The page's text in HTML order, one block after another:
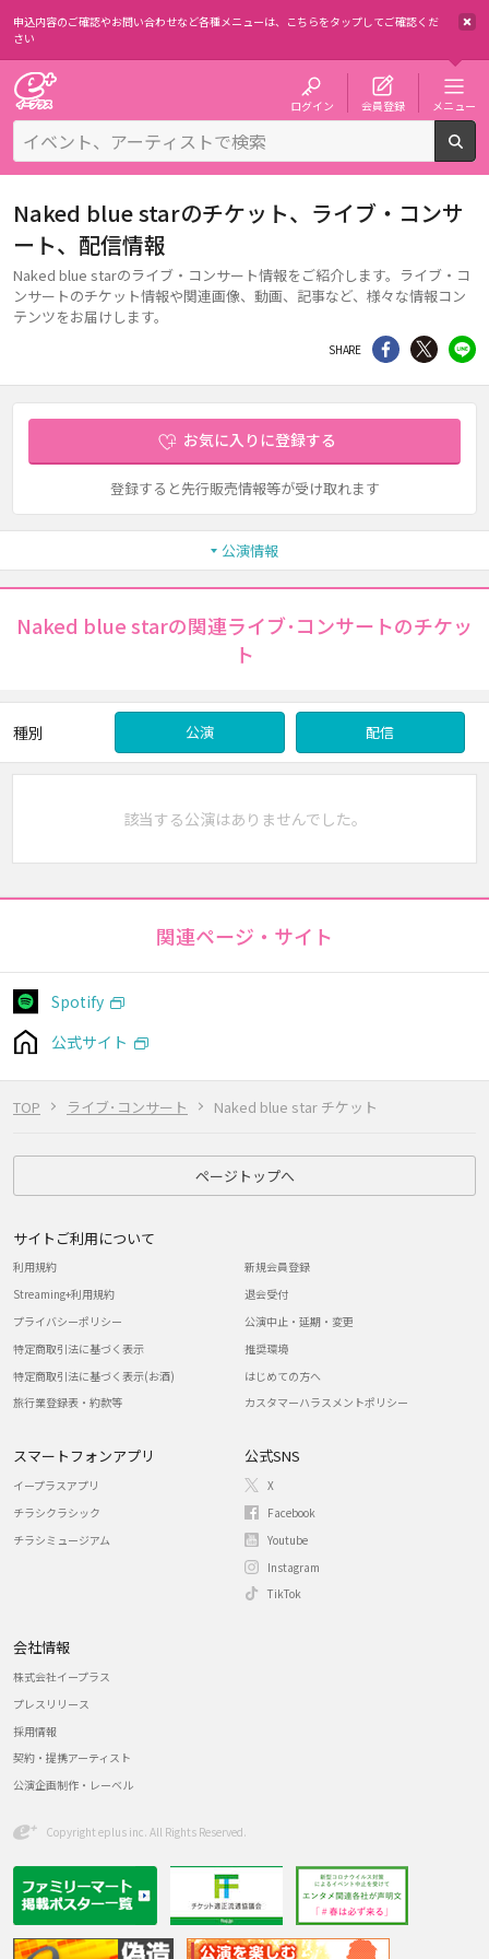
申込内容のご確認やお問い合わせなど各種メニューは、 こちらをタップしてご確認くだ
さい
ログイン 会員登録 メニュー
TOP ライブ･コンサート Naked blue star チケット
Naked blue starのチケット、ライブ・コンサ
ート、配信情報
Naked blue starのライブ・コンサート情報をご紹介します。ライブ・コ
ンサートのチケット情報や関連画像、動画、記事など、様々な情報コン
テンツをお届けします。
SHARE シェア Twitter
お気に入りに登録する
登録すると先行販売情報等が受け取れます
公演情報
Naked blue starの関連ライブ･コンサートのチケッ
ト
種別 公演 配信
該当する公演はありませんでした。
関連ページ・サイト
Spotify
公式サイト
ページトップへ
サイトご利用について
利用規約
Streaming+利用規約
プライバシーポリシー
特定商取引法に基づく表示
特定商取引法に基づく表示(お酒)
旅行業登録表・約款等
新規会員登録
退会受付
公演中止・延期・変更
推奨環境
はじめての方へ
カスタマーハラスメントポリシー
スマートフォンアプリ
イープラスアプリ
チラシクラシック
チラシミュージアム
公式SNS
X
Facebook
Youtube
Instagram
TikTok
会社情報
株式会社イープラス
プレスリリース
採用情報
契約・提携アーティスト
公演企画制作・レーベル
Copyright eplus inc. All Rights Reserved.